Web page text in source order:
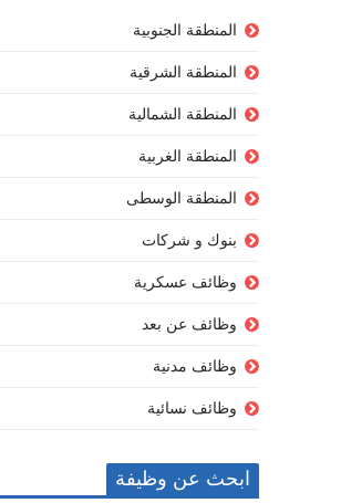
المنطقة الجنوبية
المنطقة الشرقية
المنطقة الشمالية
المنطقة الغربية
المنطقة الوسطى
بنوك و شركات
وظائف عسكرية
وظائف عن بعد
وظائف مدنية
وظائف نسائية
ابحث عن وظيفة